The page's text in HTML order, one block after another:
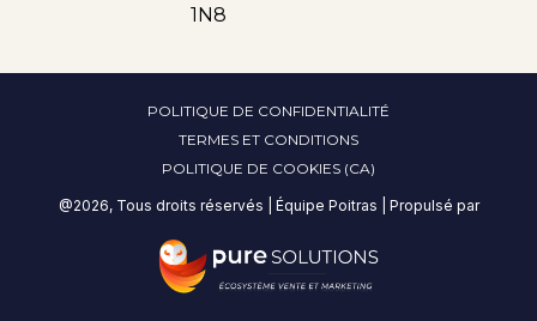
1N8
POLITIQUE DE CONFIDENTIALITÉ
TERMES ET CONDITIONS
POLITIQUE DE COOKIES (CA)
@2026, Tous droits réservés | Équipe Poitras | Propulsé par